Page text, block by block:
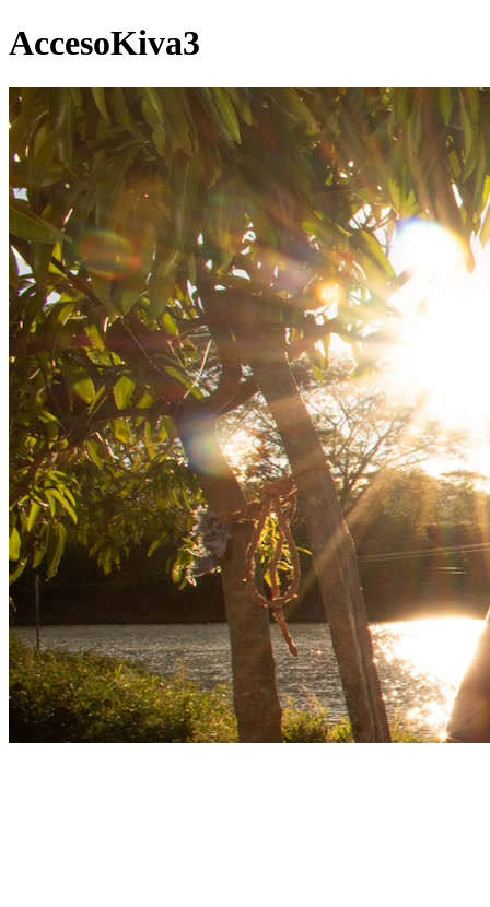
AccesoKiva3